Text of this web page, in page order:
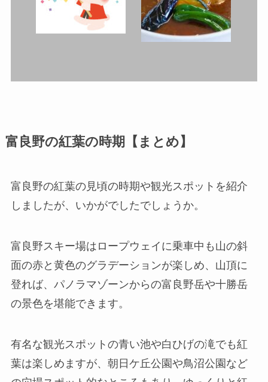
富良野の紅葉の時期【まとめ】
富良野の紅葉の見頃の時期や観光スポットを紹介
しましたが、いかがでしたでしょうか。
富良野スキー場はロープウェイに乗車中も山の斜
面の赤と黄色のグラデーションが楽しめ、山頂に
登れば、パノラマゾーンからの富良野岳や十勝岳
の景色を堪能できます。
有名な観光スポットの青い池や白ひげの滝でも紅
葉は楽しめますが、朝日ケ丘公園や鳥沼公園など